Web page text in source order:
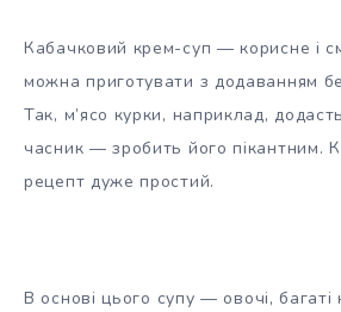
Кабачковий крем-суп — корисне і
можна приготувати з додаванням
Так, м’ясо курки, наприклад,
часник — зробить його пікантним.
рецепт дуже простий.
В основі цього супу — овочі, багаті